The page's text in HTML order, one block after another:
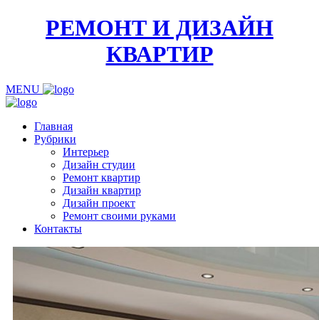
РЕМОНТ И ДИЗАЙН
КВАРТИР
MENU
Главная
Рубрики
Интерьер
Дизайн студии
Ремонт квартир
Дизайн квартир
Дизайн проект
Ремонт своими руками
Контакты